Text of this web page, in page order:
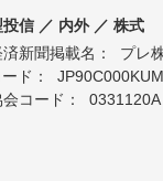
信 ／ 内外 ／ 株式
新聞掲載名：
プレ
ド：
コード：
0331120A